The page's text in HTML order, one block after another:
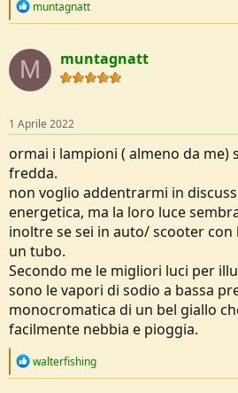
R
c
t
i
o
s
:
muntagnatt
M muntagnatt
1 Aprile 2022
ormai i lampioni ( almeno da me)
fredda.
non voglio addentrarmi in
energetica, ma la loro luce
inoltre se sei in auto/ scooter con
un tubo.
Secondo me le migliori luci per
sono le vapori di sodio a bassa
monocromatica di un bel giallo
facilmente nebbia e pioggia.
R
walterfishing